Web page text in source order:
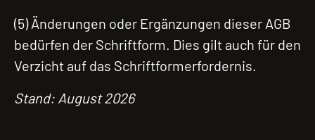
(5) Änderungen oder Ergänzungen dieser AGB
bedürfen der Schriftform. Dies gilt auch für den
Verzicht auf das Schriftformerfordernis.
Stand: August 2026